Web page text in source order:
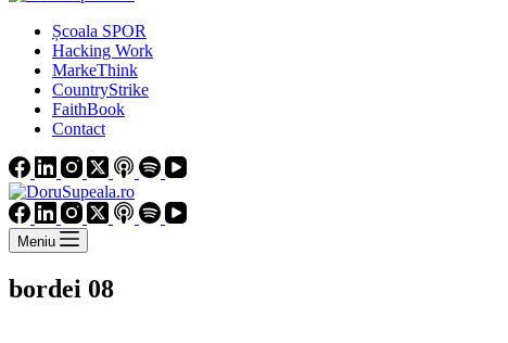
Școala SPOR
Hacking Work
MarkeThink
CountryStrike
FaithBook
Contact
Meniu
bordei 08